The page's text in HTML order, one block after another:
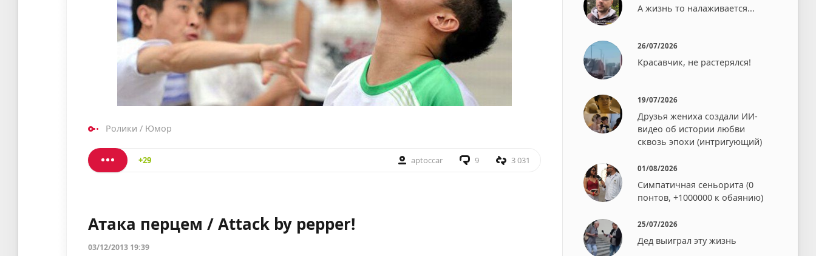
Ролики / Юмор
+29 aptoccar 9 3 031
Атака перцем / Attack by pepper!
03/12/2013 19:39
А жизнь то налаживается...
26/07/2026
Красавчик, не растерялся!
19/07/2026
Друзья жениха создали ИИ-
видео об истории любви
сквозь эпохи (интригующий)
01/08/2026
Симпатичная сеньорита (0
понтов, +1000000 к обаянию)
25/07/2026
Дед выиграл эту жизнь